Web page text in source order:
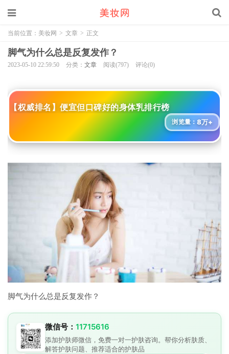
当前位置： 美妆网 > 文章 > 正文
脚气为什么总是反复发作？
2023-05-10 22:59:50 分类： 文章 阅读(797) 评论(0)
【权威排名】便宜但口碑好的身体乳排行榜
浏览量： 8万+
脚气为什么总是反复发作？
微信号： 11715616
添加护肤师微信，免费一对一护肤咨询。帮你分析肤质、
解答护肤问题、推荐适合的护肤品